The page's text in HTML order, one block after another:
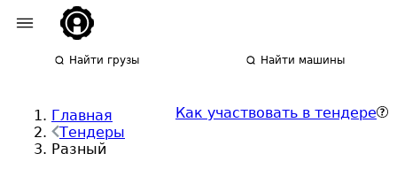
Найти грузы Найти машины
Главная
Тендеры
Разный
Как участвовать в тендере